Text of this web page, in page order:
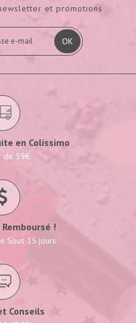
et promotions
OK
en Colissimo
de 59€
!
Sous 15 jours
Conseils